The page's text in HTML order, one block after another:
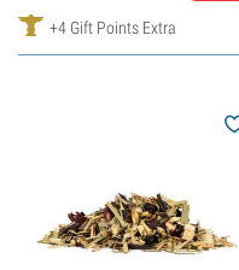
+4 Gift Points Extra